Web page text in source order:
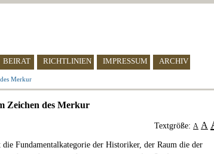
BEIRAT RICHTLINIEN IMPRESSUM ARCHIV
Merkur
Zeichen des Merkur
Textgröße: A A
Fundamentalkategorie der Historiker, der Raum die der